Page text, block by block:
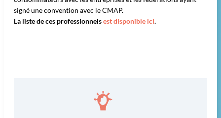
signé une convention avec le CMAP.
La liste de ces professionnelsest disponible ici.